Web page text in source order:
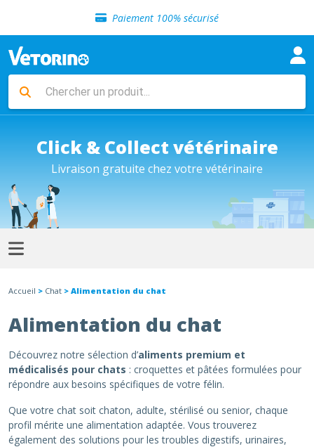
Paiement 100% sécurisé
Livraison gratuite en clinique vétérinaire
Sélection de croquettes vétérinaire
Livraison gratuite en clinique vétérinaire
Retour gratuit en clinique
Click & Collect vétérinaire
Livraison gratuite chez votre vétérinaire
Accueil > Chat > Alimentation du chat
Alimentation du chat
Découvrez notre sélection d’aliments premium et
médicalisés pour chats : croquettes et pâtées formulées pour
répondre aux besoins spécifiques de votre félin.
Que votre chat soit chaton, adulte, stérilisé ou senior, chaque
profil mérite une alimentation adaptée. Vous trouverez
également des solutions pour les troubles digestifs, urinaires,